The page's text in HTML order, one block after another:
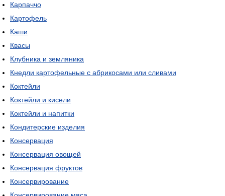
Карпаччо
Картофель
Каши
Квасы
Клубника и земляника
Кнедли картофельные с абрикосами или сливами
Коктейли
Коктейли и кисели
Коктейли и напитки
Кондитерские изделия
Консервация
Консервация овощей
Консервация фруктов
Консервирование